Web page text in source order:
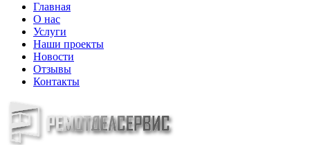
Главная
О нас
Услуги
Наши проекты
Новости
Отзывы
Контакты